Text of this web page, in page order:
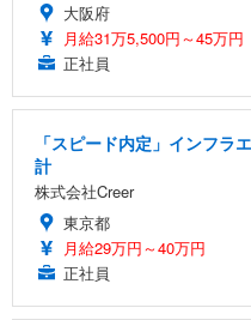
大阪府
月給31万5,500円～45万円
正社員
「スピード内定」インフラ
計
株式会社Creer
東京都
月給29万円～40万円
正社員